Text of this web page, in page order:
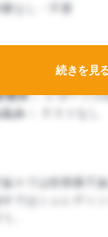
書なし・不要
中間：
レポートの
/期末：レポートの
み：
論Ａでは前期量子
Ｂではシュレディ
続きを見